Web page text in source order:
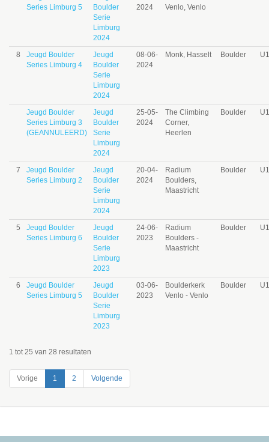
Series Limburg 5
Boulder
Serie
Limburg
2024
2024
Venlo, Venlo
8
Jeugd Boulder
Series Limburg 4
Jeugd
Boulder
Serie
Limburg
2024
08-06-
2024
Monk, Hasselt Boulder
Jeugd Boulder
Series Limburg 3
(GEANNULEERD)
Jeugd
Boulder
Serie
Limburg
2024
25-05-
2024
The Climbing
Corner,
Heerlen
Boulder
7
Jeugd Boulder
Series Limburg 2
Jeugd
Boulder
Serie
Limburg
2024
20-04-
2024
Radium
Boulders,
Maastricht
Boulder
5
Jeugd Boulder
Series Limburg 6
Jeugd
Boulder
Serie
Limburg
2023
24-06-
2023
Radium
Boulders -
Maastricht
Boulder
6
Jeugd Boulder
Series Limburg 5
Jeugd
Boulder
Serie
Limburg
2023
03-06-
2023
Boulderkerk
Venlo - Venlo
Boulder
1 tot 25 van 28 resultaten
Vorige 1 2 Volgende